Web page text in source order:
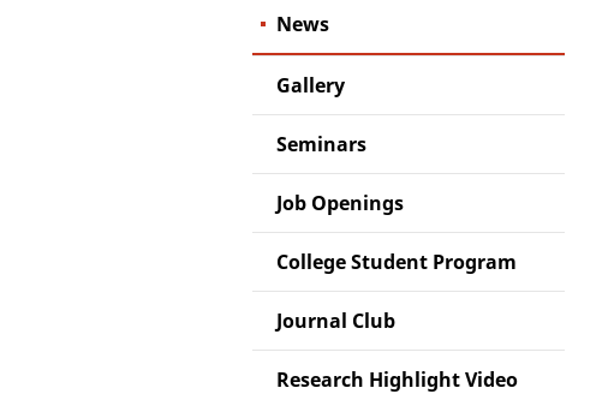
News
Gallery
Seminars
Job Openings
College Student Program
Journal Club
Research Highlight Video